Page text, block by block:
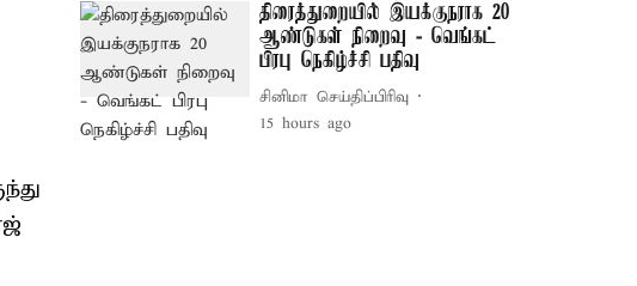
திரைத்துறையில் இயக்குநராக 20
ஆண்டுகள் நிறைவு - வெங்கட்
பிரபு நெகிழ்ச்சி பதிவு
சினிமா செய்திப்பிரிவு
15 hours ago